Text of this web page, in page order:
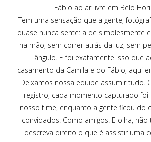
Fábio ao ar livre em Belo
Tem uma sensação que a gente,
quase nunca sente: a de simplesmente
na mão, sem correr atrás da luz, sem
ângulo. E foi exatamente isso que
casamento da Camila e do Fábio, aqui
Deixamos nossa equipe assumir tudo.
registro, cada momento capturado
nosso time, enquanto a gente ficou do
convidados. Como amigos. E olha,
descreva direito o que é assistir uma